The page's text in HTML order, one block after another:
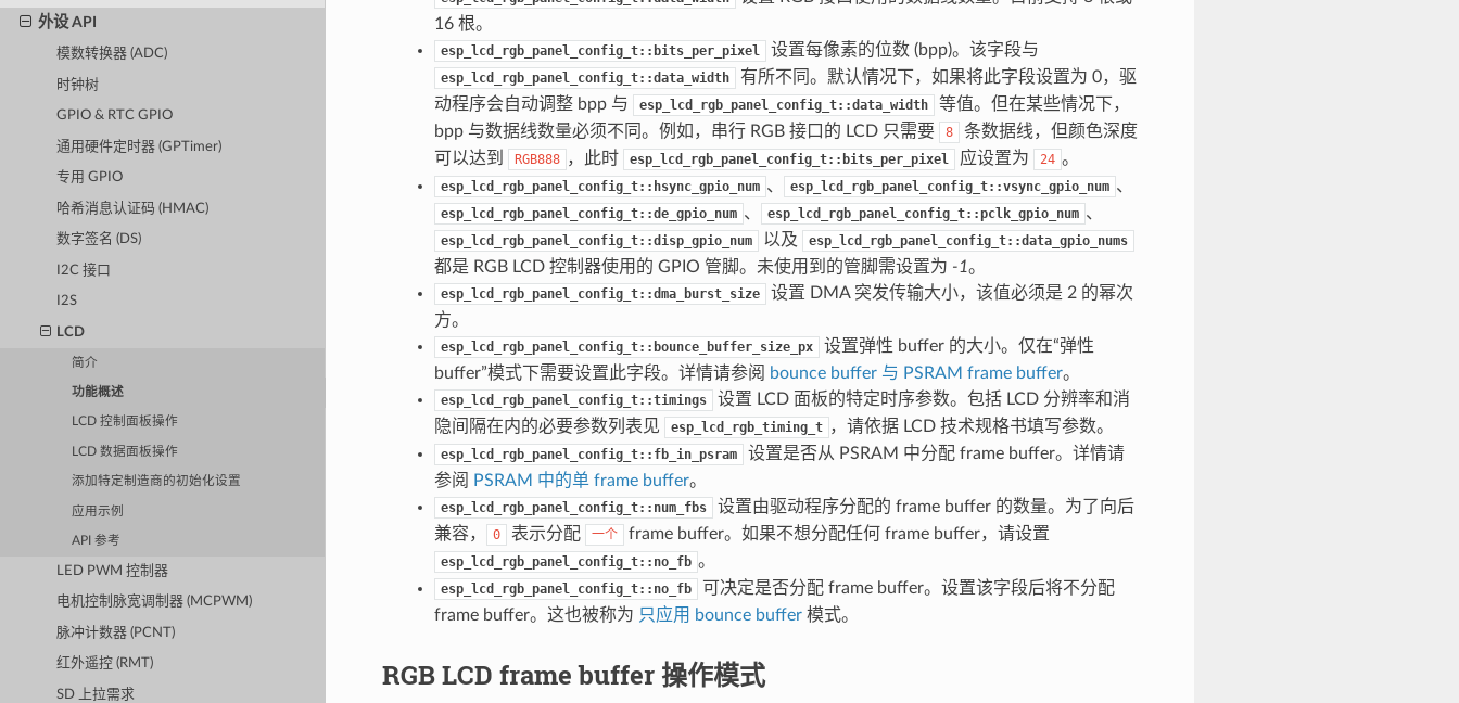
外设 API
模数转换器 (ADC)
时钟树
GPIO & RTC GPIO
通用硬件定时器 (GPTimer)
专用 GPIO
哈希消息认证码 (HMAC)
数字签名 (DS)
I2C 接口
I2S
LCD
简介
功能概述
LCD 控制面板操作
LCD 数据面板操作
添加特定制造商的初始化设置
应用示例
API 参考
LED PWM 控制器
电机控制脉宽调制器 (MCPWM)
脉冲计数器 (PCNT)
红外遥控 (RMT)
SD 上拉需求
16 根。
esp_lcd_rgb_panel_config_t::bits_per_pixel 设置每像素的位数 (bpp)。该字段与
esp_lcd_rgb_panel_config_t::data_width
有所不同。默认情况下，如果将此字段设置为 0，驱
动程序会自动调整 bpp 与
esp_lcd_rgb_panel_config_t::data_width
等值。但在某些情况下，
bpp 与数据线数量必须不同。例如，串行 RGB 接口的 LCD 只需要
8
条数据线，但颜色深度
可以达到
RGB888 ，此时 esp_lcd_rgb_panel_config_t::bits_per_pixel 应设置为 24 。
esp_lcd_rgb_panel_config_t::hsync_gpio_num 、 esp_lcd_rgb_panel_config_t::vsync_gpio_num 、
esp_lcd_rgb_panel_config_t::de_gpio_num 、 esp_lcd_rgb_panel_config_t::pclk_gpio_num 、
esp_lcd_rgb_panel_config_t::disp_gpio_num 以及 esp_lcd_rgb_panel_config_t::data_gpio_nums
都是 RGB LCD 控制器使用的 GPIO 管脚。未使用到的管脚需设置为 -1。
esp_lcd_rgb_panel_config_t::dma_burst_size
设置 DMA 突发传输大小，该值必须是 2 的幂次
方。
esp_lcd_rgb_panel_config_t::bounce_buffer_size_px
设置弹性 buffer 的大小。仅在“弹性
buffer”模式下需要设置此字段。详情请参阅 bounce buffer 与 PSRAM frame buffer。
esp_lcd_rgb_panel_config_t::timings
设置 LCD 面板的特定时序参数。包括 LCD 分辨率和消
隐间隔在内的必要参数列表见
esp_lcd_rgb_timing_t ，请依据 LCD 技术规格书填写参数。
esp_lcd_rgb_panel_config_t::fb_in_psram
设置是否从 PSRAM 中分配 frame buffer。详情请
参阅
PSRAM 中的单 frame buffer。
esp_lcd_rgb_panel_config_t::num_fbs
设置由驱动程序分配的 frame buffer 的数量。为了向后
兼容，
0 表示分配 一个 frame buffer。如果不想分配任何 frame buffer，请设置
esp_lcd_rgb_panel_config_t::no_fb 。
esp_lcd_rgb_panel_config_t::no_fb
可决定是否分配 frame buffer。设置该字段后将不分配
frame buffer。这也被称为 只应用 bounce buffer模式。
RGB LCD frame buffer 操作模式